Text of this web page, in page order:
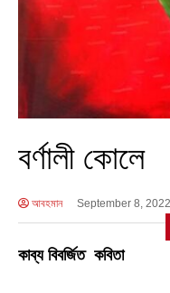
বর্ণালী কোলে
আবহমান September 8,
কাব্য বিবর্জিত কবিতা